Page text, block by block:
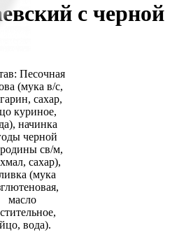
с черной
Песочная
(мука в/с,
сахар,
куриное,
начинка
черной
св/м,
сахар),
(мука
масло
вода).